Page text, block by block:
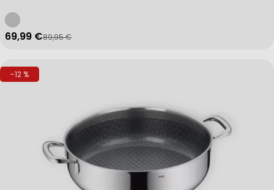
Verkaufspreis
69,99 €
Regulärer Preis
89,95 €
-12 %